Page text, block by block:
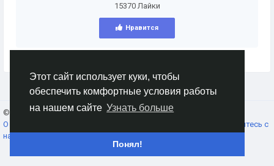
Этот сайт использует куки, чтобы
обеспечить комфортные условия работы
на нашем сайте Узнать больше
Понял!
15370 Лайки
Нравится
© 2026 AnimeSocial.SU - Первая аниме сеть!
О нас
Свяжитесь с
нами